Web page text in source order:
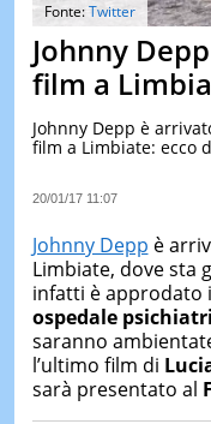
Fonte:Twitter
Johnny
film a
Johnny Depp è
film a Limbiate: ecco
20/01/17 11:07
Johnny Depp è
Limbiate, dove sta
infatti è approdato
ospedale
saranno
l’ultimo film di
sarà presentato al